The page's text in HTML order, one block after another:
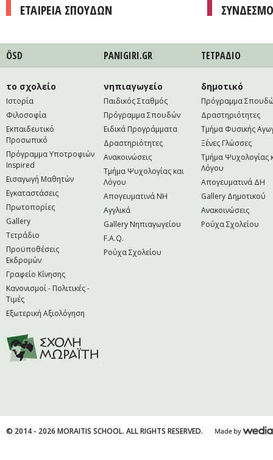
ΕΤΑΙΡΕΙΑ ΣΠΟΥΔΩΝ
ÖSD PANIGIRI.GR ΤΕΤΡAΔΙΟ
το σχολείο
Ιστορία
Φιλοσοφία
Εκπαιδευτικό
Προσωπικό
Πρόγραμμα Υποτροφιών
Inspired
Εισαγωγή Μαθητών
Εγκαταστάσεις
Πρωτοπορίες
Gallery
Τετράδιο
Προϋποθέσεις
Εκδρομών
Γραφείο Κίνησης
Κανονισμοί - Πολιτικές -
Τιμές
Εξωτερική Αξιολόγηση
νηπιαγωγείο
Παιδικός Σταθμός
Πρόγραμμα Σπουδών
Ειδικά Προγράμματα
Δραστηριότητες
Ανακοινώσεις
Τμήμα Ψυχολογίας και
Λόγου
Απογευματινά NH
Αγγλικά
Gallery Νηπιαγωγείου
F.A.Q.
Ρούχα Σχολείου
δημοτικό
Πρόγραμμα
Δραστηριότητες
Τμήμα Φυσικής
Ξένες Γλώσσες
Τμήμα Ψυχολογίας
Λόγου
Απογευματινά ΔΗ
Gallery Δημοτικού
Ανακοινώσεις
Ρούχα Σχολείου
© 2014 - 2026 MORAITIS SCHOOL. ALL RIGHTS RESERVED.